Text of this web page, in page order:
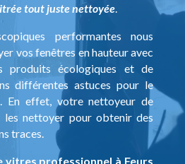
tout juste nettoyée.
performantes nous
vos fenêtres en hauteur avec
produits écologiques et de
différentes astuces pour le
En effet, votre nettoyeur de
nettoyer pour obtenir des
traces.
vitres professionnel à Feurs